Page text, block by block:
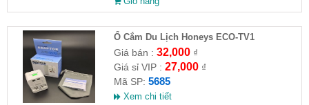
Ổ Cắm Du Lịch Honeys ECO-TV1
Giá bán : 32,000₫
Giá sỉ VIP : 27,000₫
Mã SP: 5685
Xem chi tiết